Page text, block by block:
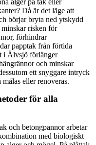
Då är det läge att
börjar bryta ned ytskydd
risken för
förhindrar
papptak från förtida
i Älvsjö förlänger
och minskar
ett snyggare intryck
eller renoveras.
för alla
och betongpannor arbetar
med biologiskt